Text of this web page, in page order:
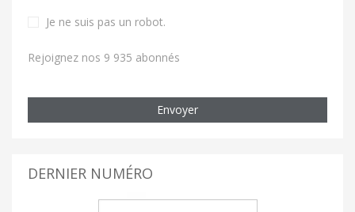
Je ne suis pas un robot.
Rejoignez nos 9 935 abonnés
Envoyer
DERNIER NUMÉRO